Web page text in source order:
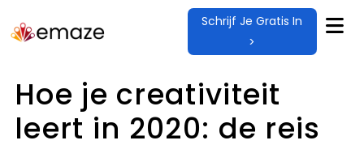
Schrijf Je Gratis In
>
Hoe je creativiteit
leert in 2020: de reis